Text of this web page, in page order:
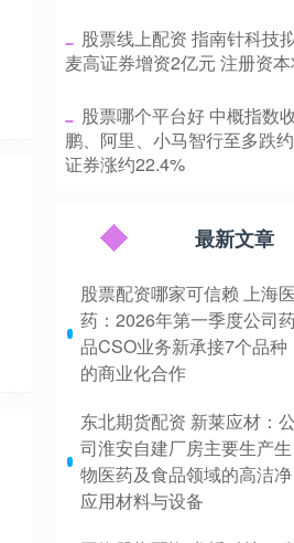
股票线上配资 指南针科技
麦高证券增资2亿元 注册资
股票哪个平台好 中概指数
鹏、阿里、小马智行至多跌
证券涨约22.4%
最新文章
股票配资哪家可信赖 上海医
药：2026年第一季度公司
品CSO业务新承接7个品种
的商业化合作
东北期货配资 新莱应材：公
司淮安自建厂房主要生产生
物医药及食品领域的高洁净
应用材料与设备